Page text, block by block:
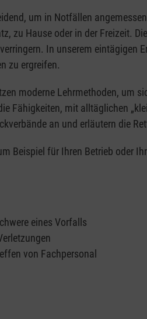
um in Notfällen
zu Hause oder in der Freizeit.
In unserem eintägigen
zu ergreifen.
moderne Lehrmethoden, um
Fähigkeiten, mit alltäglichen
an und erläutern die
Beispiel für Ihren Betrieb oder
eines Vorfalls
von Fachpersonal